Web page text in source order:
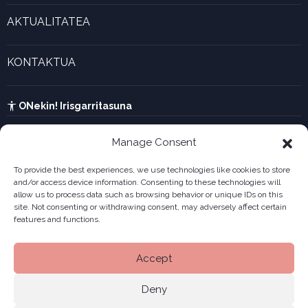
Manage Consent
To provide the best experiences, we use technologies like cookies to store
and/or access device information. Consenting to these technologies will
allow us to process data such as browsing behavior or unique IDs on this
site. Not consenting or withdrawing consent, may adversely affect certain
features and functions.
Accept
Deny
UTA kalkulagailua
AKTUALITATEA
KONTAKTUA
ONekin! Irisgarritasuna